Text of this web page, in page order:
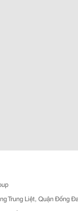
Trung Liệt, Quận Đống